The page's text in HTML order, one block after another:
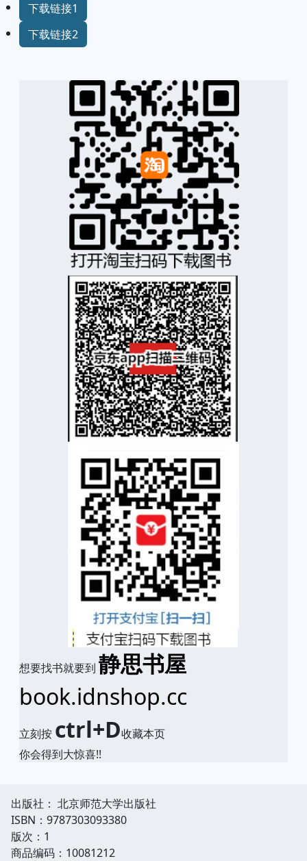
下载链接1
下载链接2
想要找书就要到 静思书屋
book.idnshop.cc
立刻按 ctrl+D收藏本页
你会得到大惊喜!!
出版社： 北京师范大学出版社
ISBN：9787303093380
版次：1
商品编码：10081212